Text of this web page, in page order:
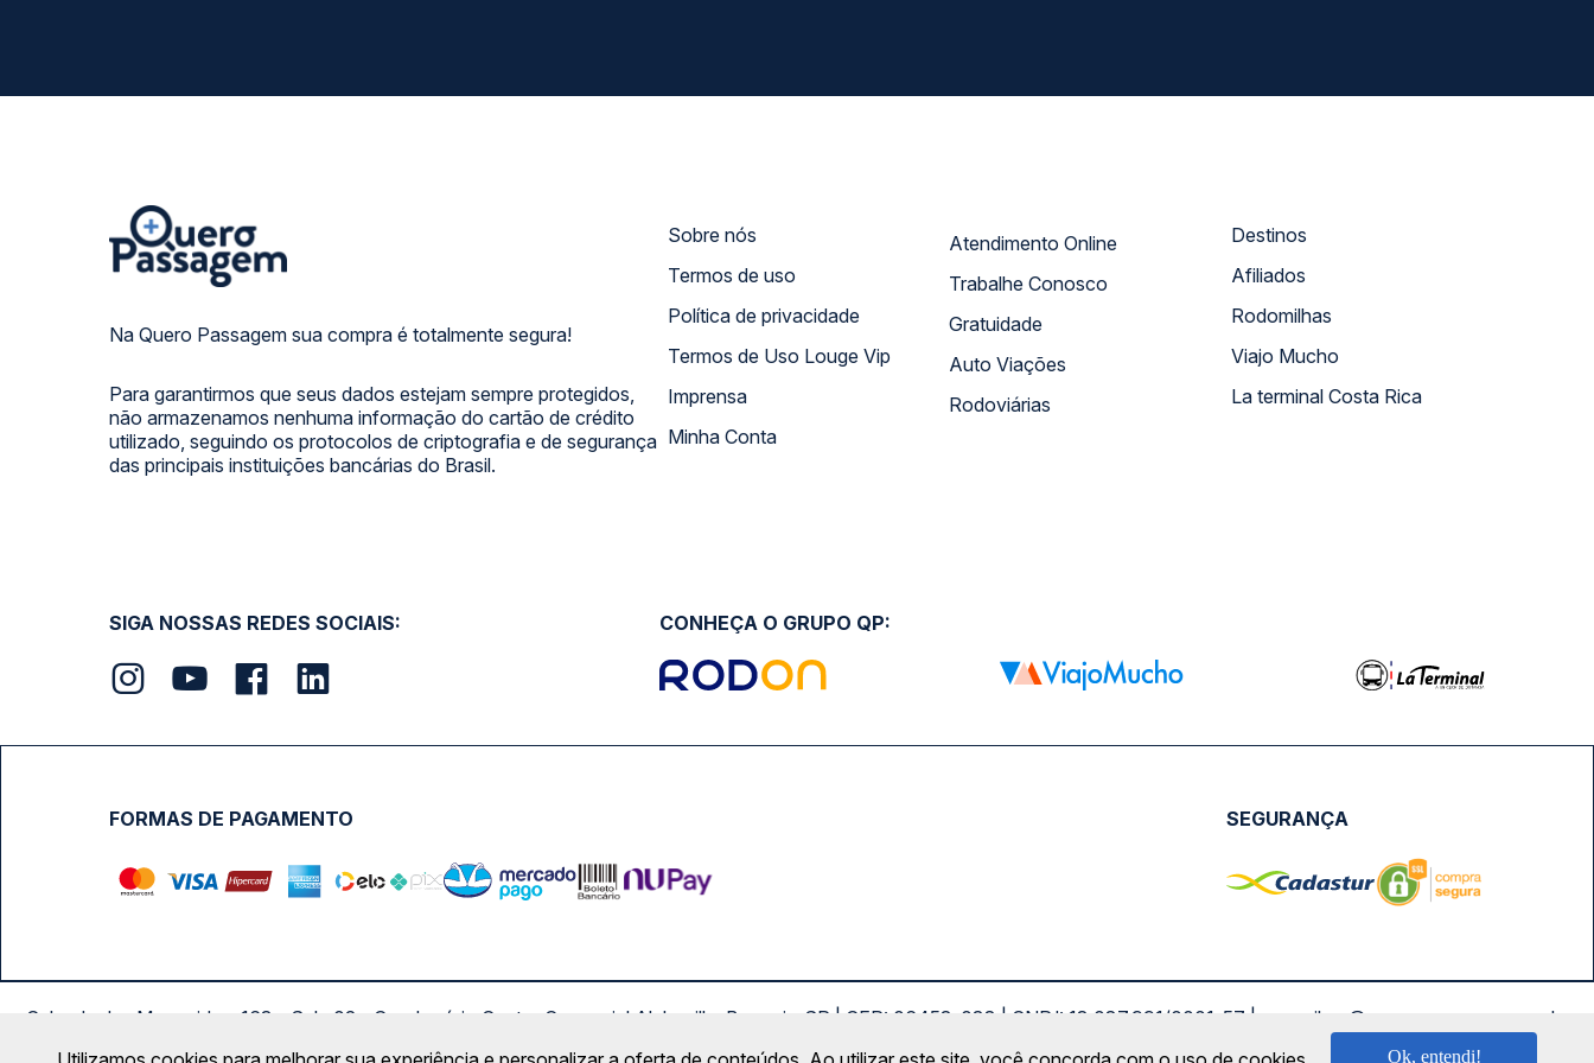
Na Quero Passagem sua compra é totalmente segura!
Para garantirmos que seus dados estejam sempre protegidos,
não armazenamos nenhuma informação do cartão de crédito
utilizado, seguindo os protocolos de criptografia e de segurança
das principais instituições bancárias do Brasil.
Sobre nós
Termos de uso
Política de privacidade
Termos de Uso Louge Vip
Imprensa
Minha Conta
Atendimento Online
Trabalhe Conosco
Gratuidade
Auto Viações
Rodoviárias
Destinos
Afiliados
Rodomilhas
Viajo Mucho
La terminal Costa Rica
SIGA NOSSAS REDES SOCIAIS: CONHEÇA O GRUPO QP:
FORMAS DE PAGAMENTO SEGURANÇA
Calçada das Margaridas, 163 - Sala 02 - Condomínio Centro Comercial Alphaville, Barueri - SP | CEP: 06453-038 | CNPJ: 18.087.991/0001-57 | saconibus@queropassagem.com.br
Copyright 2026 © QueroPassagem.com.br
Ok, entendi!